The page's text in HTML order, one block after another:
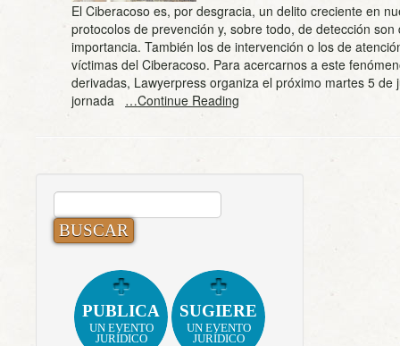
El Ciberacoso es, por desgracia, un delito creciente en
protocolos de prevención y, sobre todo, de detección son
importancia. También los de intervención o los de
víctimas del Ciberacoso. Para acercarnos a este
derivadas, Lawyerpress organiza el próximo martes 5 de
jornada …Continue Reading
BUSCAR:
PUBLICA
UN EVENTO
JURÍDICO
SUGIERE
UN EVENTO
JURÍDICO